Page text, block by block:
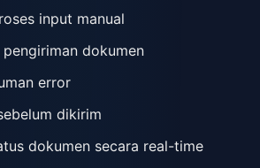
input manual
dokumen
error
dikirim
dokumen secara real-time